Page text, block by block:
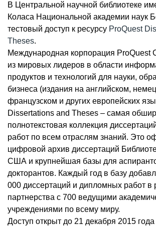
В Центральной научной библиотеке
Коласа Национальной академии наук
тестовый доступ к ресурсу ProQuest
Theses.
Международная корпорация ProQuest
из мировых лидеров в области
продуктов и технологий для науки,
бизнеса (издания на английском,
французском и других европейских
Dissertations and Theses – самая
полнотекстовая коллекция
работ по всем отраслям знаний. Это
цифровой архив диссертаций
США и крупнейшая базы для
докторантов. Каждый год в базу
000 диссертаций и дипломных работ в
партнерства с 700 ведущими
учреждениями по всему миру.
Доступ открыт до 21 декабря 2015